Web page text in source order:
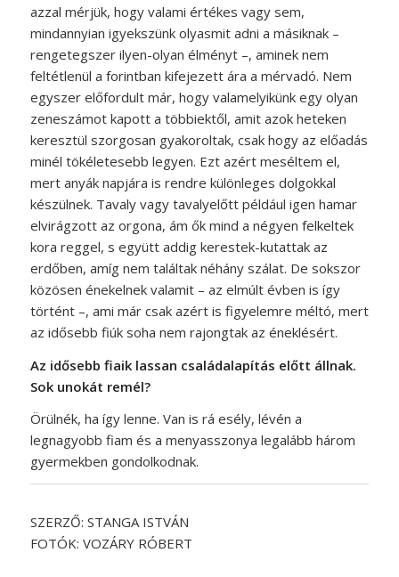
azzal mérjük, hogy valami értékes vagy sem,
mindannyian igyekszünk olyasmit adni a másiknak –
rengetegszer ilyen-olyan élményt –, aminek nem
feltétlenül a forintban kifejezett ára a mérvadó. Nem
egyszer előfordult már, hogy valamelyikünk egy olyan
zeneszámot kapott a többiektől, amit azok heteken
keresztül szorgosan gyakoroltak, csak hogy az előadás
minél tökéletesebb legyen. Ezt azért meséltem el,
mert anyák napjára is rendre különleges dolgokkal
készülnek. Tavaly vagy tavalyelőtt például igen hamar
elvirágzott az orgona, ám ők mind a négyen felkeltek
kora reggel, s együtt addig kerestek-kutattak az
erdőben, amíg nem találtak néhány szálat. De sokszor
közösen énekelnek valamit – az elmúlt évben is így
történt –, ami már csak azért is figyelemre méltó, mert
az idősebb fiúk soha nem rajongtak az éneklésért.
Az idősebb fiaik lassan családalapítás előtt állnak.
Sok unokát remél?
Örülnék, ha így lenne. Van is rá esély, lévén a
legnagyobb fiam és a menyasszonya legalább három
gyermekben gondolkodnak.
SZERZŐ: STANGA ISTVÁN
FOTÓK: VOZÁRY RÓBERT